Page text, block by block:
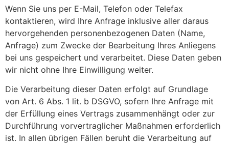
Wenn Sie uns per E-Mail, Telefon oder Telefax
kontaktieren, wird Ihre Anfrage inklusive aller daraus
hervorgehenden personenbezogenen Daten (Name,
Anfrage) zum Zwecke der Bearbeitung Ihres Anliegens
bei uns gespeichert und verarbeitet. Diese Daten geben
wir nicht ohne Ihre Einwilligung weiter.
Die Verarbeitung dieser Daten erfolgt auf Grundlage
von Art. 6 Abs. 1 lit. b DSGVO, sofern Ihre Anfrage mit
der Erfüllung eines Vertrags zusammenhängt oder zur
Durchführung vorvertraglicher Maßnahmen erforderlich
ist. In allen übrigen Fällen beruht die Verarbeitung auf